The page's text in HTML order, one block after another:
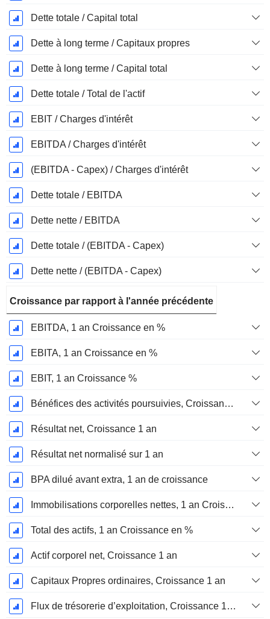
Dette totale / Capital total
Dette à long terme / Capitaux propres
Dette à long terme / Capital total
Dette totale / Total de l'actif
EBIT / Charges d'intérêt
EBITDA / Charges d'intérêt
(EBITDA - Capex) / Charges d'intérêt
Dette totale / EBITDA
Dette nette / EBITDA
Dette totale / (EBITDA - Capex)
Dette nette / (EBITDA - Capex)
Croissance par rapport à l'année précédente
EBITDA, 1 an Croissance en %
EBITA, 1 an Croissance en %
EBIT, 1 an Croissance %
Bénéfices des activités poursuivies, Croissance 1 an
Résultat net, Croissance 1 an
Résultat net normalisé sur 1 an
BPA dilué avant extra, 1 an de croissance
Immobilisations corporelles nettes, 1 an Croissance
Total des actifs, 1 an Croissance en %
Actif corporel net, Croissance 1 an
Capitaux Propres ordinaires, Croissance 1 an
Flux de trésorerie d’exploitation, Croissance 1 an